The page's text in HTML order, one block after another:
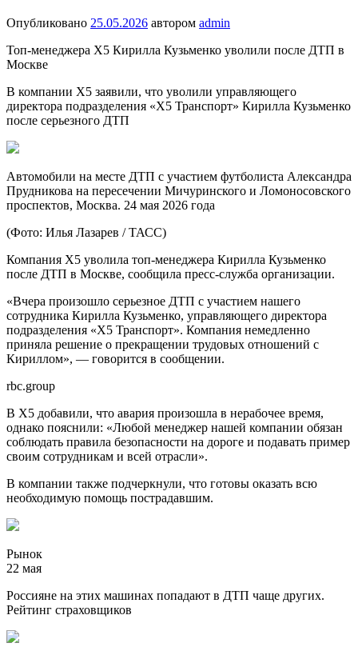
Опубликовано 25.05.2026 автором admin
Топ-менеджера X5 Кирилла Кузьменко уволили после ДТП в
Москве
В компании Х5 заявили, что уволили управляющего
директора подразделения «Х5 Транспорт» Кирилла Кузьменко
после серьезного ДТП
Автомобили на месте ДТП с участием футболиста Александра
Прудникова на пересечении Мичуринского и Ломоносовского
проспектов, Москва. 24 мая 2026 года
(Фото: Илья Лазарев / ТАСС)
Компания Х5 уволила топ-менеджера Кирилла Кузьменко
после ДТП в Москве, сообщила пресс-служба организации.
«Вчера произошло серьезное ДТП с участием нашего
сотрудника Кирилла Кузьменко, управляющего директора
подразделения «Х5 Транспорт». Компания немедленно
приняла решение о прекращении трудовых отношений с
Кириллом», — говорится в сообщении.
rbc.group
В Х5 добавили, что авария произошла в нерабочее время,
однако пояснили: «Любой менеджер нашей компании обязан
соблюдать правила безопасности на дороге и подавать пример
своим сотрудникам и всей отрасли».
В компании также подчеркнули, что готовы оказать всю
необходимую помощь пострадавшим.
Рынок
22 мая
Россияне на этих машинах попадают в ДТП чаще других.
Рейтинг страховщиков